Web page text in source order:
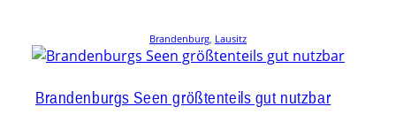
Brandenburg Lausitz
Brandenburgs Seen größtenteils gut nutzbar